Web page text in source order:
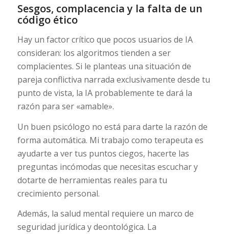
Sesgos, complacencia y la falta de un
código ético
Hay un factor crítico que pocos usuarios de IA
consideran: los algoritmos tienden a ser
complacientes. Si le planteas una situación de
pareja conflictiva narrada exclusivamente desde tu
punto de vista, la IA probablemente te dará la
razón para ser «amable».
Un buen psicólogo no está para darte la razón de
forma automática. Mi trabajo como terapeuta es
ayudarte a ver tus puntos ciegos, hacerte las
preguntas incómodas que necesitas escuchar y
dotarte de herramientas reales para tu
crecimiento personal.
Además, la salud mental requiere un marco de
seguridad jurídica y deontológica. La